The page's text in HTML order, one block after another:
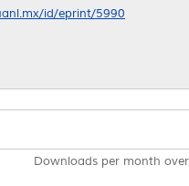
id/eprint/5990
Downloads per month